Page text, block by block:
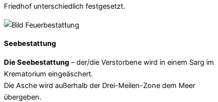
Friedhof unterschiedlich festgesetzt.
Seebestattung
Die Seebestattung – der/die Verstorbene wird in einem Sarg im
Krematorium eingeäschert.
Die Asche wird außerhalb der Drei-Meilen-Zone dem Meer
übergeben.